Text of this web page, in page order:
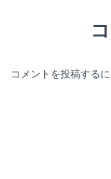
コメントを投稿する